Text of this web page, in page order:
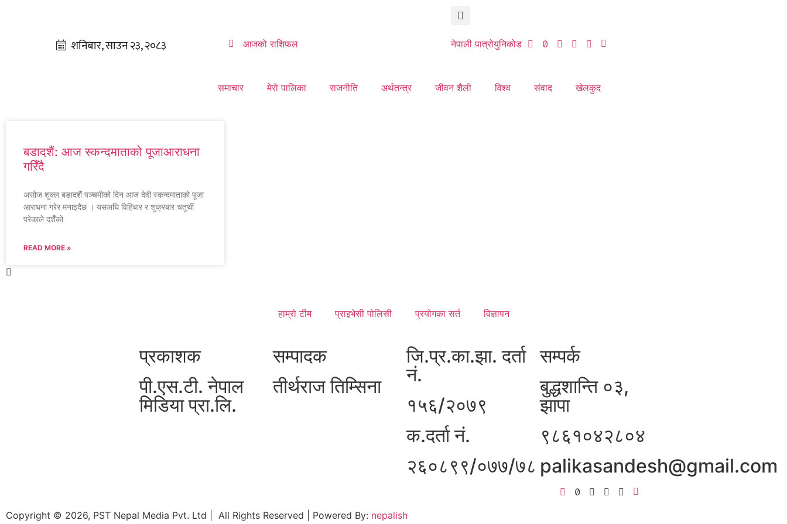
आजको राशिफल नेपाली पात्रोयुनिकोड
समाचार मेरो पालिका राजनीति अर्थतन्त्र जीवन शैली विश्व संवाद खेलकुद
बडादशैं: आज स्कन्दमाताको पूजाआराधना
गरिँदै
असोज शुक्ल बडादशैं पञ्चमीको दिन आज देवी स्कन्दमाताको पूजा
आराधना गरेर मनाइदैछ । यसअघि विहिबार र शुक्रबार चतुर्थी
परेकाले दशैँको
READ MORE »
हाम्रो टीम प्राइभेसी पोलिसी प्रयोगका सर्त विज्ञापन
प्रकाशक
पी.एस.टी. नेपाल
मिडिया प्रा.लि.
सम्पादक
तीर्थराज तिम्सिना
जि.प्र.का.झा. दर्ता
नं.
१५६/२०७९
क.दर्ता नं.
२६०८९९/०७७/७८
सम्पर्क
बुद्धशान्ति ०३,
झापा
९८६१०४२८०४
palikasandesh@gmail.com
Copyright © 2026, PST Nepal Media Pvt. Ltd | All Rights Reserved | Powered By: nepalish